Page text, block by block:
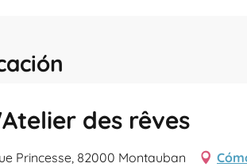
des rêves
Princesse, 82000 Montauban